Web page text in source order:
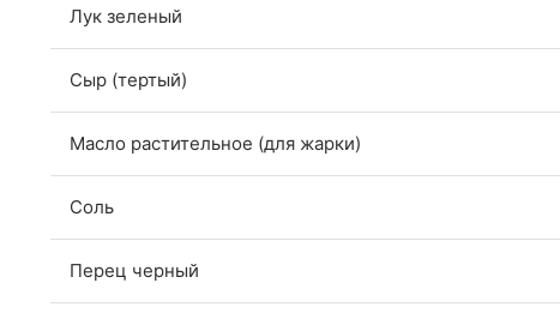
Лук зеленый
Сыр (тертый)
Масло растительное (для жарки)
Соль
Перец черный